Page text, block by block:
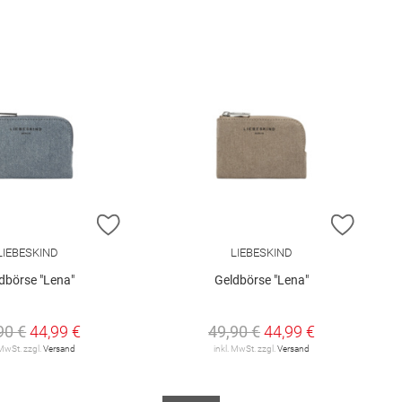
HINZUFÜGEN
"Lena"
€44,99 €
zzgl.Versand
ZUR
LIEBESKIND
Geldbörse "Lena"
49,90 €44,99 €
inkl. MwSt. zzgl.Versand